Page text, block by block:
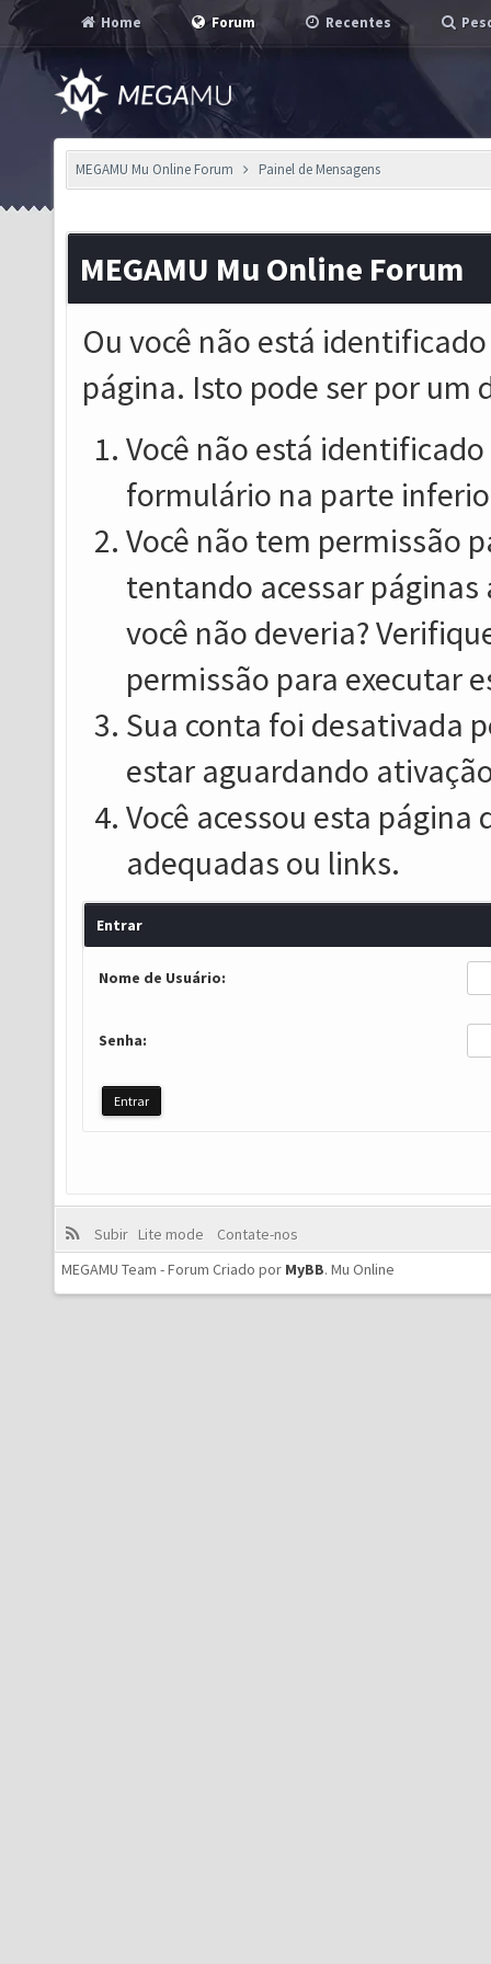
Home Forum Recentes
MEGAMU Mu Online Forum Painel de Mensagens
MEGAMU Mu Online Forum
Ou você não está
página. Isto pode ser por um
Você não está
formulário na parte
Você não tem permissão
tentando acessar
você não deveria?
permissão para executar
Sua conta foi desativada
estar aguardando
Você acessou esta
adequadas ou links.
Entrar
Nome de Usuário:
Senha:
Subir Lite mode
Contate-nos
MEGAMU Team - Forum Criado por MyBB. Mu Online